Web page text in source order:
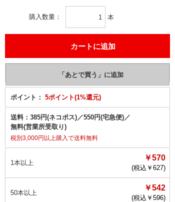
購入数量 本
ポイント： 5ポイント(1%還元)
送料： 385円(ネコポス)／550円(宅急便)／
無料(営業所受取り)
税別3,000円以上購入で送料無料
1本以上
￥570
(税込￥ 627)
50本以上
￥542
(税込￥ 596)